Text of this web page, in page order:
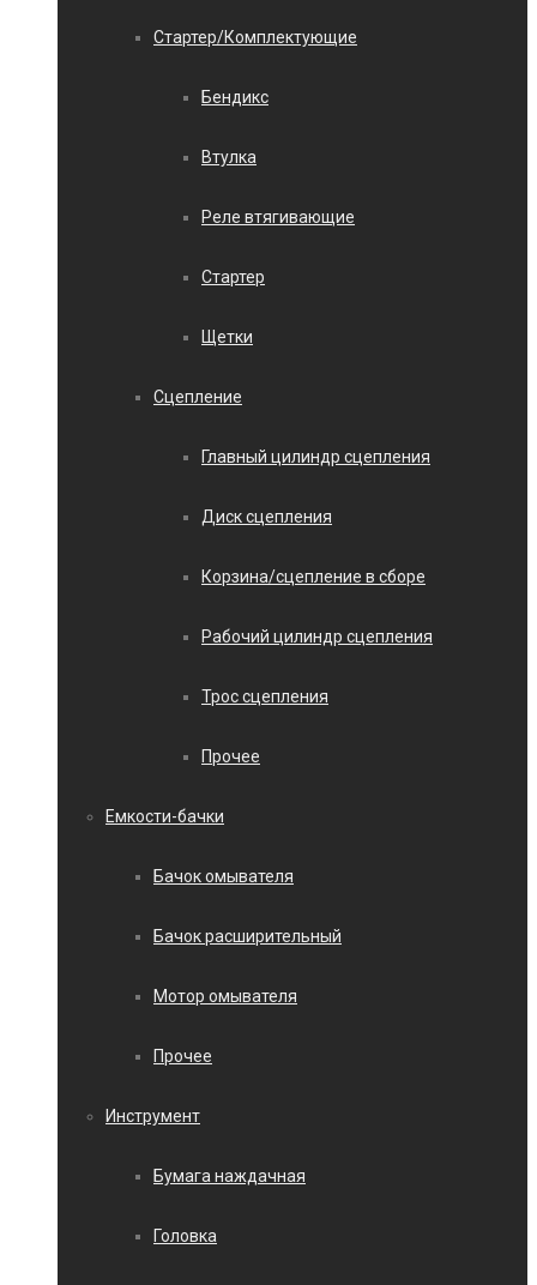
Стартер/Комплектующие
Бендикс
Втулка
Реле втягивающие
Стартер
Щетки
Сцепление
Главный цилиндр сцепления
Диск сцепления
Корзина/сцепление в сборе
Рабочий цилиндр сцепления
Трос сцепления
Прочее
Емкости-бачки
Бачок омывателя
Бачок расширительный
Мотор омывателя
Прочее
Инструмент
Бумага наждачная
Головка